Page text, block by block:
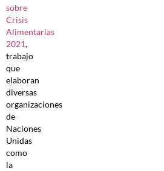
sobre
Crisis
Alimentarias
2021,
trabajo
que
elaboran
diversas
organizaciones
de
Naciones
Unidas
como
la